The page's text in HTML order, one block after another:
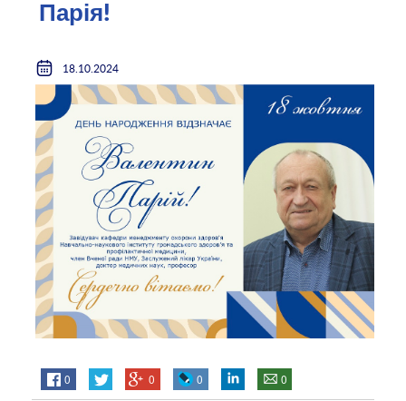
Парія!
18.10.2024
0 0 0 0